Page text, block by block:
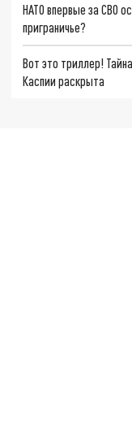
НАТО впервые за СВО
приграничье?
Вот это триллер!
Каспии раскрыта